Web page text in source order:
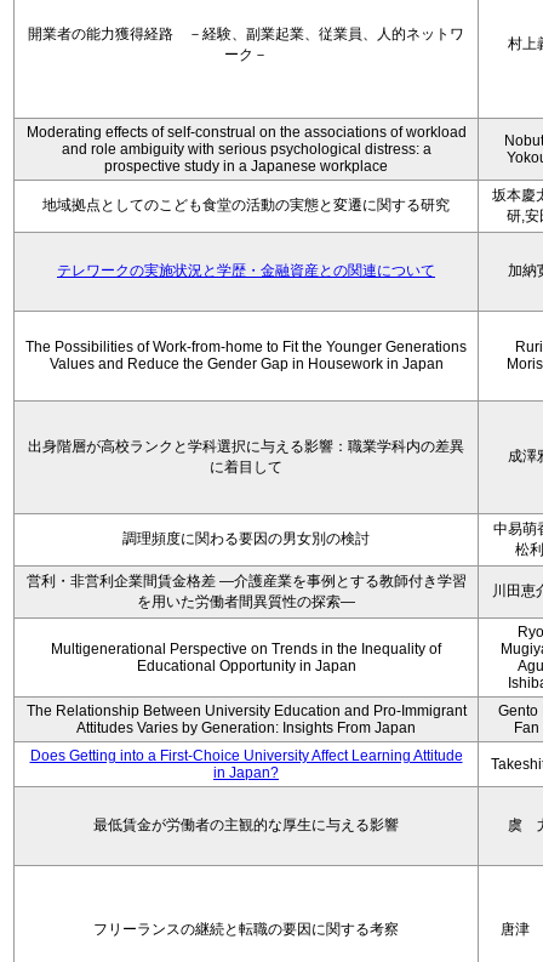
開業者の能力獲得経路 －経験、副業起業、従業員、人的ネットワ
ーク－
村上
Moderating effects of self-construal on the associations of workload
and role ambiguity with serious psychological distress: a
prospective study in a Japanese workplace
地域拠点としてのこども食堂の活動の実態と変遷に関する研究
坂本慶
研,安
テレワークの実施状況と学歴・金融資産との関連について 加納
The Possibilities of Work-from-home to Fit the Younger Generations
Values and Reduce the Gender Gap in Housework in Japan
出身階層が高校ランクと学科選択に与える影響：職業学科内の差異
に着目して
成澤
調理頻度に関わる要因の男女別の検討
中易萌
松
営利・非営利企業間賃金格差 ―介護産業を事例とする教師付き学習
を用いた労働者間異質性の探索―
川田恵
Multigenerational Perspective on Trends in the Inequality of
Educational Opportunity in Japan
The Relationship Between University Education and Pro-Immigrant
Attitudes Varies by Generation: Insights From Japan
Gento
Does Getting into a First-Choice University Affect Learning Attitude
in Japan?
最低賃金が労働者の主観的な厚生に与える影響 虞
フリーランスの継続と転職の要因に関する考察 唐津